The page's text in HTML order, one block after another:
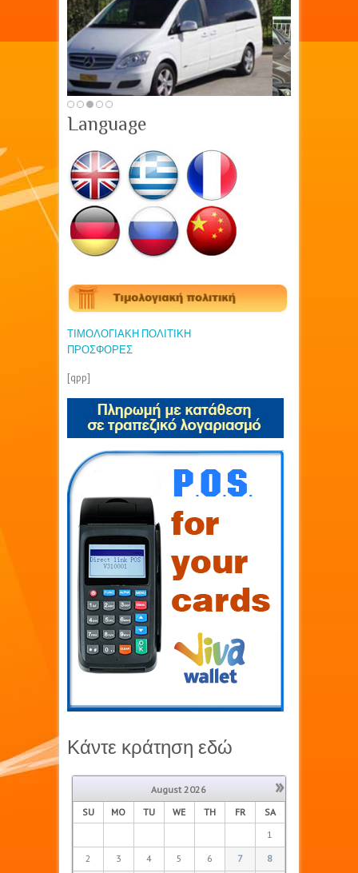
Language
ΤΙΜΟΛΟΓΙΑΚΗ ΠΟΛΙΤΙΚΗ
ΠΡΟΣΦΟΡΕΣ
[qpp]
Κάντε κράτηση εδώ
»
August 2026
SU
MO TU WE TH FR
SA
1
2
3 4 5 6 7 8